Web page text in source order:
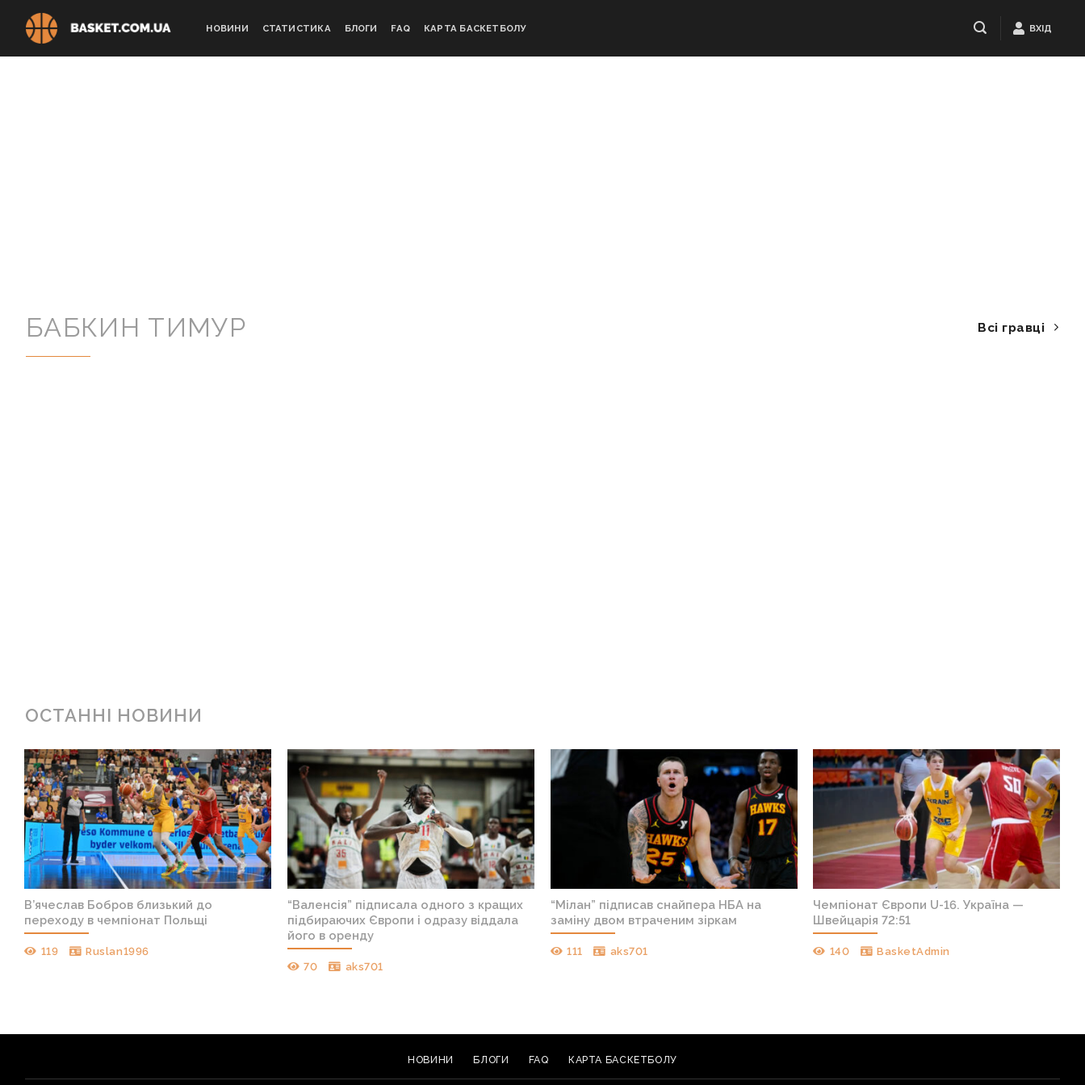
НОВИНИ СТАТИСТИКА БЛОГИ FAQ КАРТА БАСКЕТБОЛУ ВХІД
БАБКИН ТИМУР Всі гравці
ОСТАННІ НОВИНИ
В’ячеслав Бобров близький до
переходу в чемпіонат Польщі
119 Ruslan1996
“Валенсія” підписала одного з кращих
підбираючих Європи і одразу віддала
його в оренду
70 aks701
“Мілан” підписав снайпера НБА на
заміну двом втраченим зіркам
111 aks701
Чемпіонат Європи U-16. Україна —
Швейцарія 72:51
140 BasketAdmin
НОВИНИ БЛОГИ FAQ КАРТА БАСКЕТБОЛУ